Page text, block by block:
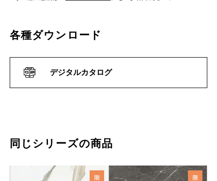
各種ダウンロード
デジタルカタログ
同じシリーズの商品